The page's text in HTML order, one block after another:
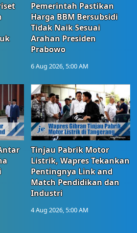
Pemerintah Pastikan
Harga BBM Bersubsidi
Tidak Naik Sesuai
Arahan Presiden
Prabowo
6 Aug 2026, 5:00 AM
Tinjau Pabrik Motor
Listrik, Wapres Tekankan
Pentingnya Link and
Match Pendidikan dan
Industri
4 Aug 2026, 5:00 AM